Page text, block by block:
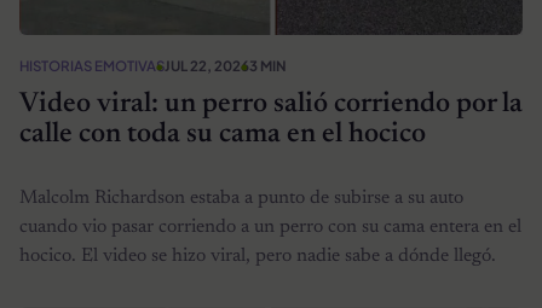
HISTORIAS EMOTIVASJUL 22, 20263 MIN
Video viral: un perro salió corriendo por la
calle con toda su cama en el hocico
Malcolm Richardson estaba a punto de subirse a su auto
cuando vio pasar corriendo a un perro con su cama entera en el
hocico. El video se hizo viral, pero nadie sabe a dónde llegó.